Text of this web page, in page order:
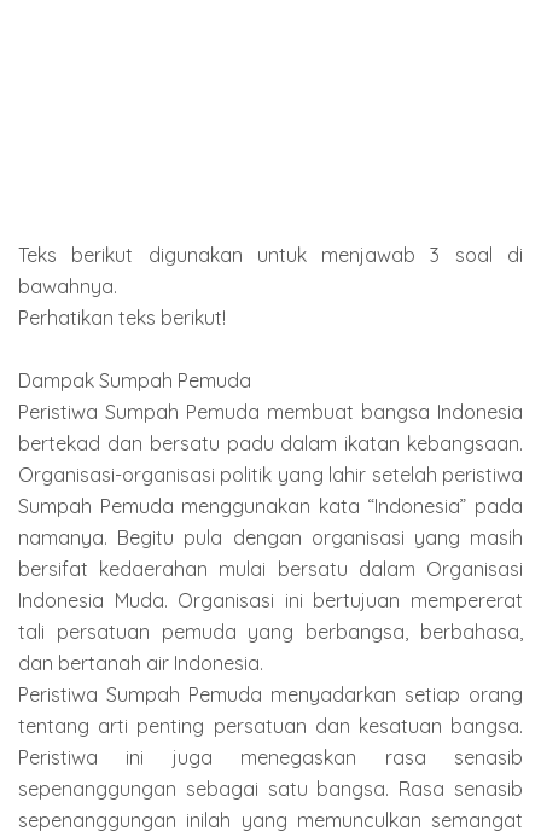
Teks berikut digunakan untuk menjawab 3 soal di
bawahnya.
Perhatikan teks berikut!
Dampak Sumpah Pemuda
Peristiwa Sumpah Pemuda membuat bangsa Indonesia
bertekad dan bersatu padu dalam ikatan kebangsaan.
Organisasi-organisasi politik yang lahir setelah peristiwa
Sumpah Pemuda menggunakan kata “Indonesia” pada
namanya. Begitu pula dengan organisasi yang masih
bersifat kedaerahan mulai bersatu dalam Organisasi
Indonesia Muda. Organisasi ini bertujuan mempererat
tali persatuan pemuda yang berbangsa, berbahasa,
dan bertanah air Indonesia.
Peristiwa Sumpah Pemuda menyadarkan setiap orang
tentang arti penting persatuan dan kesatuan bangsa.
Peristiwa ini juga menegaskan rasa senasib
sepenanggungan sebagai satu bangsa. Rasa senasib
sepenanggungan inilah yang memunculkan semangat